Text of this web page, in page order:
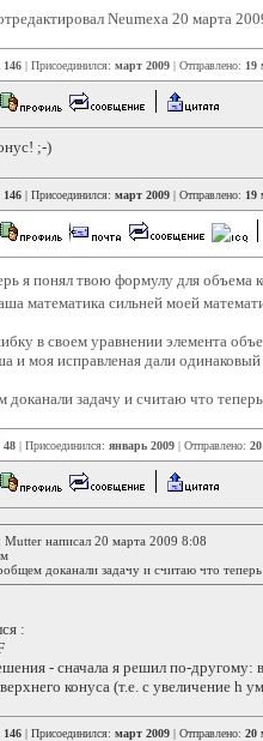
Neumexa 20 марта
146 | Присоединился: март 2009 | Отправлено: 19
;-)
146 | Присоединился: март 2009 | Отправлено: 19
я понял твою формулу для объема
математика сильней моей
в своем уравнении элемента
и моя исправленая дали одинаковый
доканали задачу и считаю что
48 | Присоединился: январь 2009 | Отправлено:
Mutter написал 20 марта 2009 8:08
доканали задачу и считаю что
:
- сначала я решил по-другому:
конуса (т.е. с увеличение h
146 | Присоединился: март 2009 | Отправлено: 20